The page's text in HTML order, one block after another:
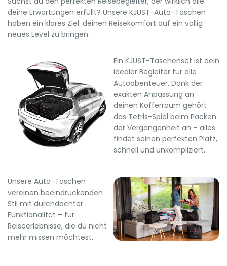
deine Erwartungen erfüllt? Unsere KJUST-Auto-Taschen
haben ein klares Ziel: deinen Reisekomfort auf ein völlig
neues Level zu bringen.
Ein KJUST-Taschenset ist dein
idealer Begleiter für alle
Autoabenteuer. Dank der
exakten Anpassung an
deinen Kofferraum gehört
das Tetris-Spiel beim Packen
der Vergangenheit an – alles
findet seinen perfekten Platz,
schnell und unkompliziert.
Unsere Auto-Taschen
vereinen beeindruckenden
Stil mit durchdachter
Funktionalität – für
Reiseerlebnisse, die du nicht
mehr missen möchtest.